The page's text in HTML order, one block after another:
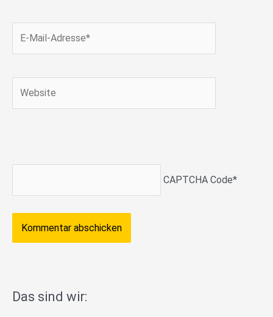
Mail-
CAPTCHA Code*
Das sind wir: